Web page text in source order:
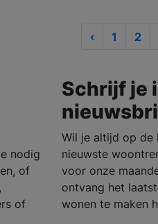
‹ 1 2
nodig
of
of
Schrijf je
Wil je altijd op de
nieuwste
voor onze
ontvang het
wonen te maken